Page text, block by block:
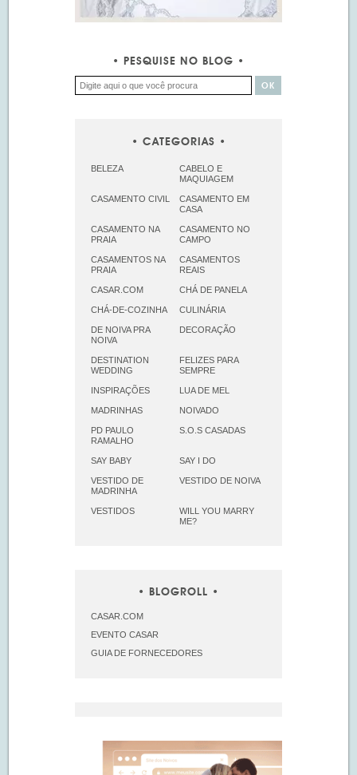
PESQUISE NO BLOG
CATEGORIAS
BELEZA
CABELO E
MAQUIAGEM
CASAMENTO CIVIL
CASAMENTO EM
CASA
CASAMENTO NA
PRAIA
CASAMENTO NO
CAMPO
CASAMENTOS NA
PRAIA
CASAMENTOS
REAIS
CASAR.COM CHÁ DE PANELA
CHÁ-DE-COZINHA CULINÁRIA
DE NOIVA PRA
NOIVA
DECORAÇÃO
DESTINATION
WEDDING
FELIZES PARA
SEMPRE
INSPIRAÇÕES LUA DE MEL
MADRINHAS NOIVADO
PD PAULO
RAMALHO
S.O.S CASADAS
SAY BABY SAY I DO
VESTIDO DE
MADRINHA
VESTIDO DE NOIVA
VESTIDOS
WILL YOU MARRY
ME?
BLOGROLL
CASAR.COM
EVENTO CASAR
GUIA DE FORNECEDORES